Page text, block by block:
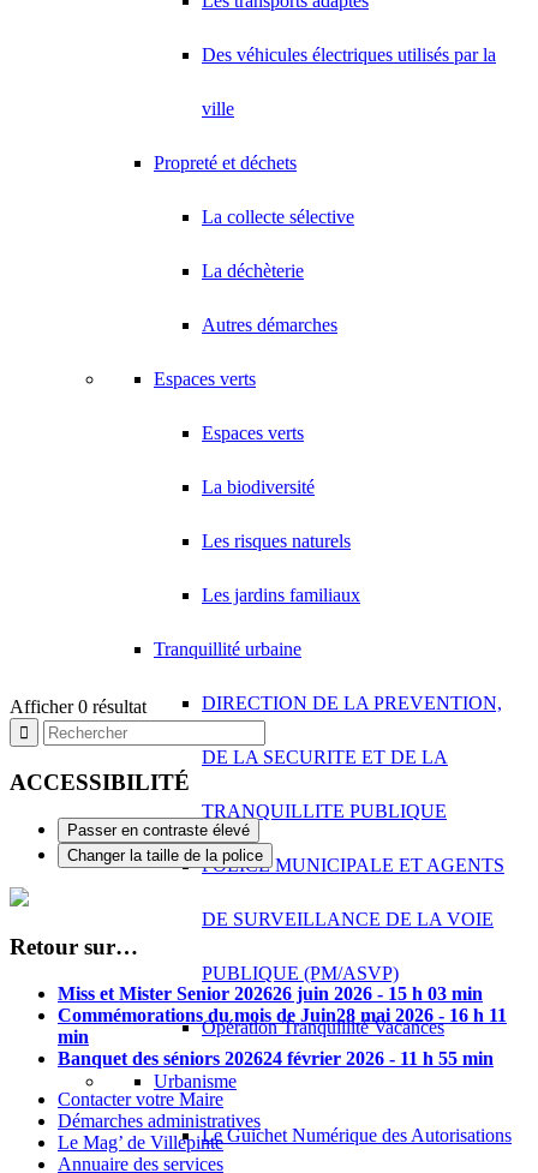
Des véhicules électriques utilisés par la
ville
Propreté et déchets
La collecte sélective
La déchèterie
Autres démarches
Espaces verts
Espaces verts
La biodiversité
Les risques naturels
Les jardins familiaux
Tranquillité urbaine
DIRECTION DE LA PREVENTION,
DE LA SECURITE ET DE LA
TRANQUILLITE PUBLIQUE
POLICE MUNICIPALE ET AGENTS
DE SURVEILLANCE DE LA VOIE
PUBLIQUE (PM/ASVP)
Opération Tranquillité Vacances
Urbanisme
Le Guichet Numérique des Autorisations
Afficher 0 résultat
ACCESSIBILITÉ
Passer en contraste élevé
Changer la taille de la police
Retour sur…
Miss et Mister Senior 202626 juin 2026 - 15 h 03 min
Commémorations du mois de Juin28 mai 2026 - 16 h 11
min
Banquet des séniors 202624 février 2026 - 11 h 55 min
Contacter votre Maire
Démarches administratives
Le Mag’ de Villepinte
Annuaire des services